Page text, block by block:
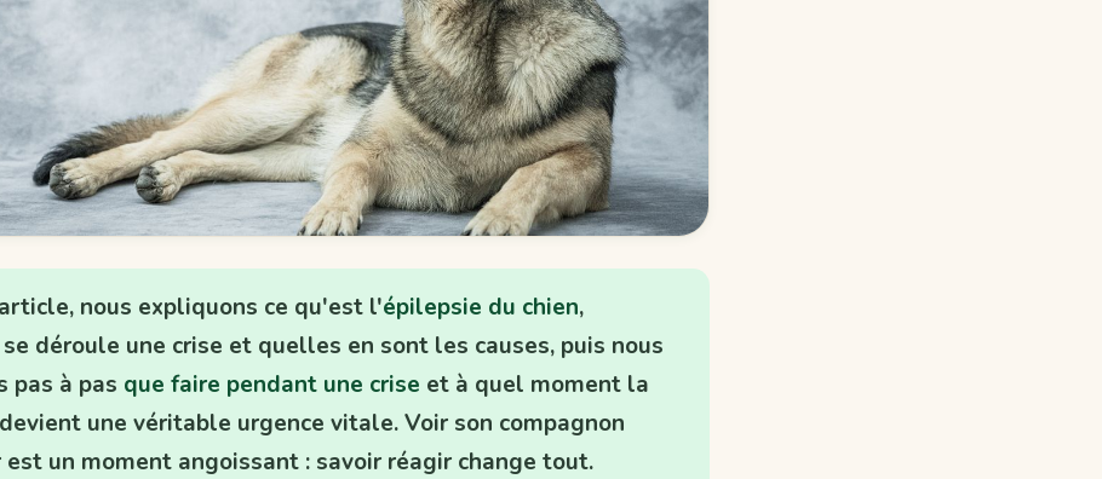
nous expliquons ce qu'est l'épilepsie du chien,
déroule une crise et quelles en sont les causes, puis nous
pas à pas que faire pendant une crise et à quel moment la
une véritable urgence vitale. Voir son compagnon
est un moment angoissant : savoir réagir change tout.